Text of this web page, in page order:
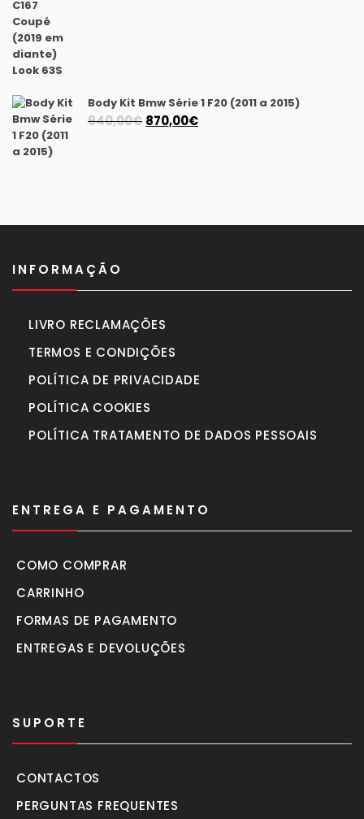
Body Kit Bmw Série 1 F20 (2011 a 2015)
940,00€ O
870,00€O
INFORMAÇÃO
LIVRO RECLAMAÇÕES
TERMOS E CONDIÇÕES
POLÍTICA DE PRIVACIDADE
POLÍTICA COOKIES
POLÍTICA TRATAMENTO DE DADOS PESSOAIS
ENTREGA E PAGAMENTO
COMO COMPRAR
CARRINHO
FORMAS DE PAGAMENTO
ENTREGAS E DEVOLUÇÕES
SUPORTE
CONTACTOS
PERGUNTAS FREQUENTES